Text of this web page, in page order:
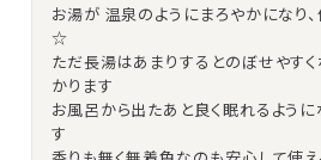
お湯が 温泉のようにまろやかになり
☆
ただ長湯はあまりするとのぼせやす
かります
お風呂から出たあと良く眠れるよう
す